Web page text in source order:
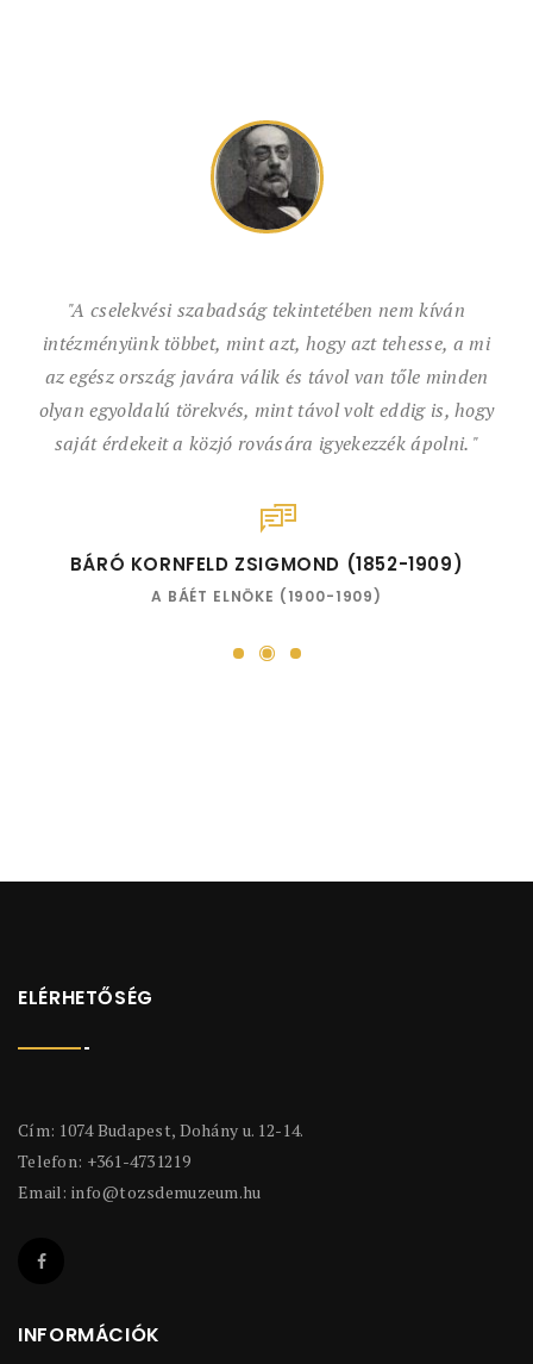
1 2 3
"A cselekvési szabadság tekintetében nem kíván
intézményünk többet, mint azt, hogy azt tehesse, a mi
az egész ország javára válik és távol van tőle minden
olyan egyoldalú törekvés, mint távol volt eddig is, hogy
saját érdekeit a közjó rovására igyekezzék ápolni. "
BÁRÓ KORNFELD ZSIGMOND (1852-1909)
A BÁÉT ELNÖKE (1900-1909)
ELÉRHETŐSÉG
Cím: 1074 Budapest, Dohány u. 12-14.
Telefon: +361-4731219
Email: info@tozsdemuzeum.hu
INFORMÁCIÓK